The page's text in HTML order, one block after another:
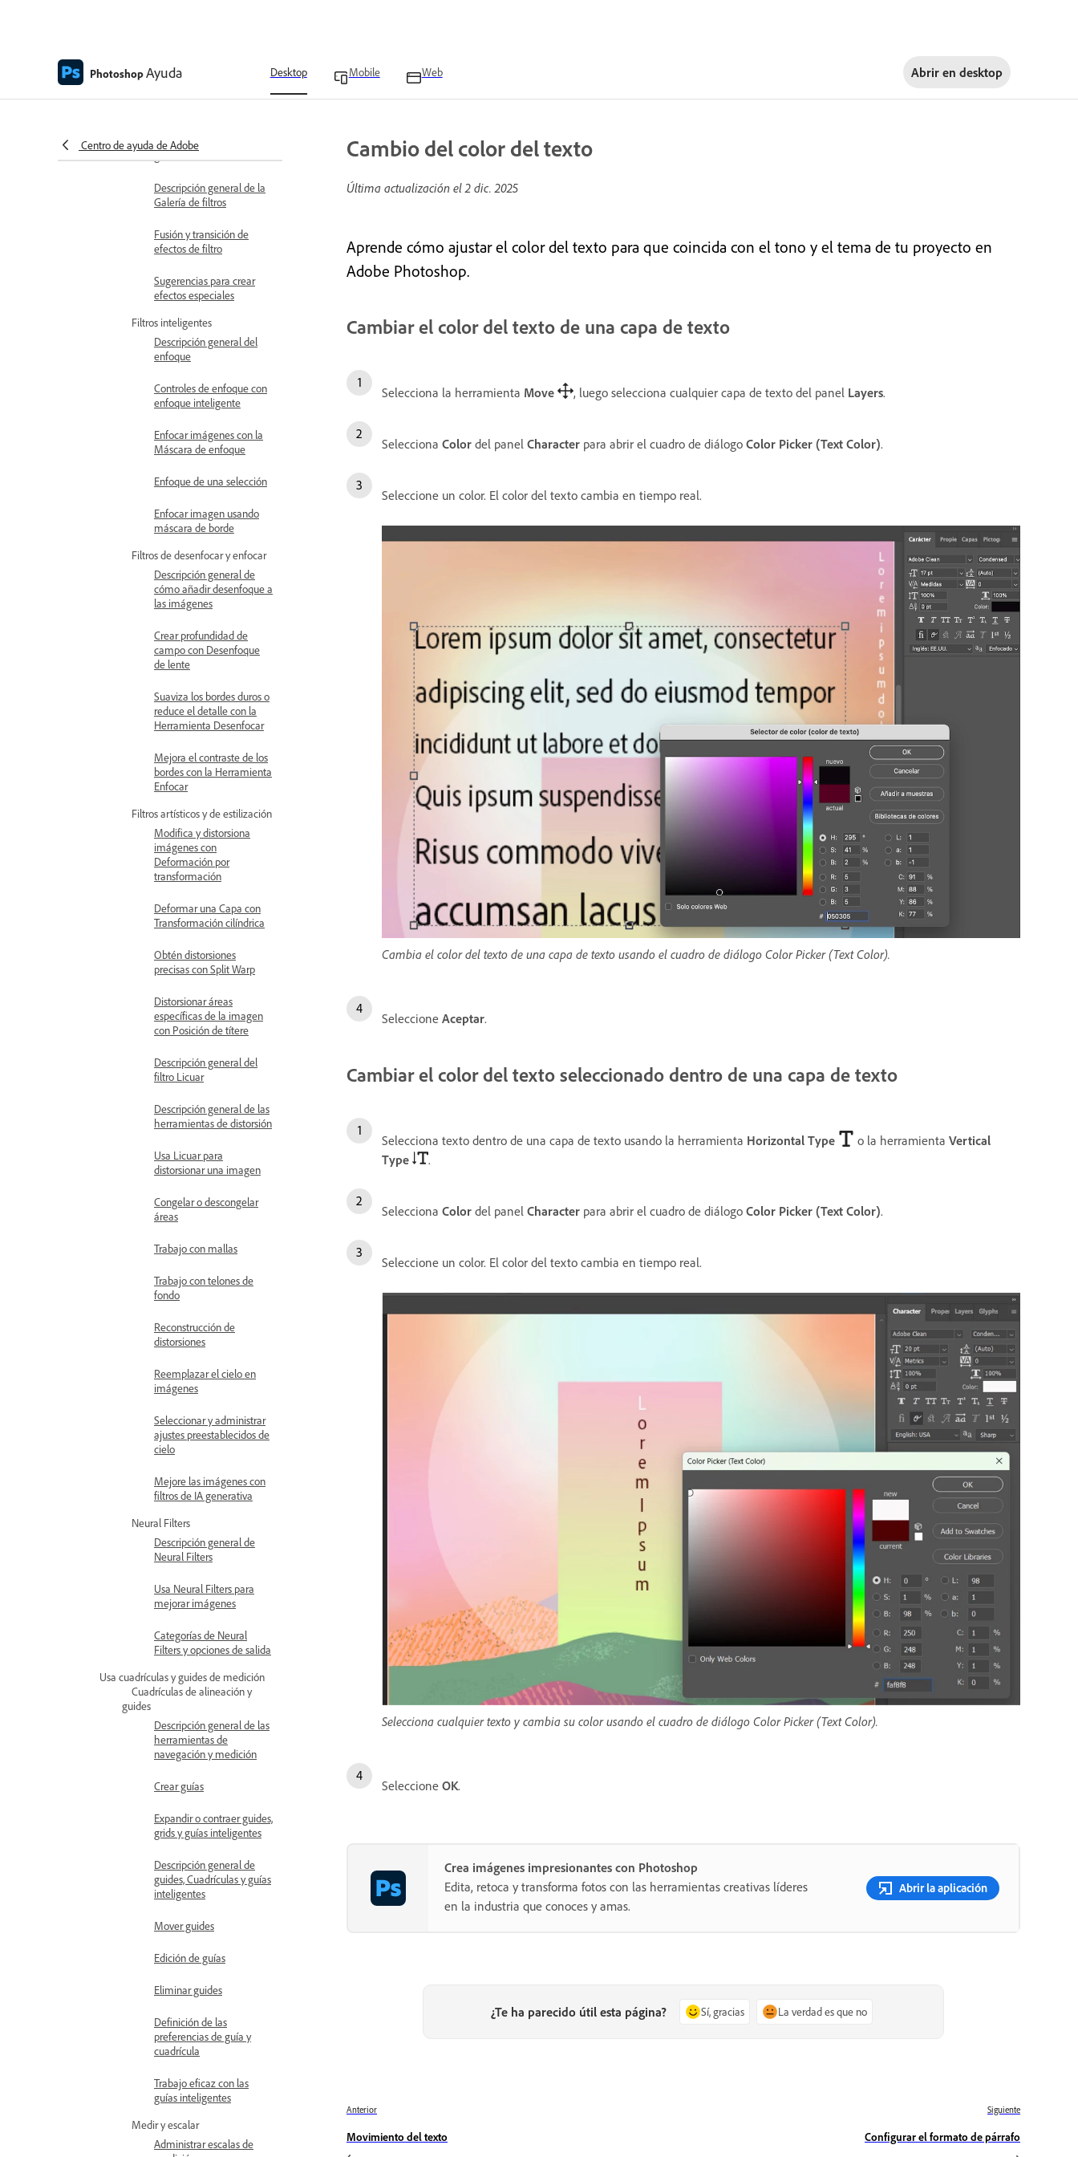
PhotoshopAyuda Desktop Mobile Web Abrir en desktop
Centro de ayuda de Adobe
Filtros
Aplicar filtros desde la
galería de filtros
Descripción general de la
Galería de filtros
Fusión y transición de
efectos de filtro
Sugerencias para crear
efectos especiales
Filtros inteligentes
Descripción general del
enfoque
Controles de enfoque con
enfoque inteligente
Enfocar imágenes con la
Máscara de enfoque
Enfoque de una selección
Enfocar imagen usando
máscara de borde
Filtros de desenfocar y enfocar
Descripción general de
cómo añadir desenfoque a
las imágenes
Crear profundidad de
campo con Desenfoque
de lente
Suaviza los bordes duros o
reduce el detalle con la
Herramienta Desenfocar
Mejora el contraste de los
bordes con la Herramienta
Enfocar
Filtros artísticos y de estilización
Modifica y distorsiona
imágenes con
Deformación por
transformación
Deformar una Capa con
Transformación cilíndrica
Obtén distorsiones
precisas con Split Warp
Distorsionar áreas
específicas de la imagen
con Posición de títere
Descripción general del
filtro Licuar
Descripción general de las
herramientas de distorsión
Usa Licuar para
distorsionar una imagen
Congelar o descongelar
áreas
Trabajo con mallas
Trabajo con telones de
fondo
Reconstrucción de
distorsiones
Reemplazar el cielo en
imágenes
Seleccionar y administrar
ajustes preestablecidos de
cielo
Mejore las imágenes con
filtros de IA generativa
Neural Filters
Descripción general de
Neural Filters
Usa Neural Filters para
mejorar imágenes
Categorías de Neural
Filters y opciones de salida
Usa cuadrículas y guides de medición
Cuadrículas de alineación y
guides
Descripción general de las
herramientas de
navegación y medición
Crear guías
Expandir o contraer guides,
grids y guías inteligentes
Descripción general de
guides, Cuadrículas y guías
inteligentes
Mover guides
Edición de guías
Eliminar guides
Definición de las
preferencias de guía y
cuadrícula
Trabajo eficaz con las
guías inteligentes
Medir y escalar
Administrar escalas de
Cambio del color del texto
Última actualización el2 dic. 2025
Aprende cómo ajustar el color del texto para que coincida con el tono y el tema de tu proyecto en
Adobe Photoshop.
Cambiar el color del texto de una capa de texto
Selecciona la herramienta Move , luego selecciona cualquier capa de texto del panel Layers.
Selecciona Color del panel Character para abrir el cuadro de diálogo Color Picker (Text Color).
Seleccione un color. El color del texto cambia en tiempo real.
Cambia el color del texto de una capa de texto usando el cuadro de diálogo Color Picker (Text Color).
Seleccione Aceptar.
Cambiar el color del texto seleccionado dentro de una capa de texto
Selecciona texto dentro de una capa de texto usando la herramienta Horizontal Type o la herramienta Vertical
Type
.
Selecciona Color del panel Character para abrir el cuadro de diálogo Color Picker (Text Color).
Seleccione un color. El color del texto cambia en tiempo real.
Selecciona cualquier texto y cambia su color usando el cuadro de diálogo Color Picker (Text Color).
Seleccione OK.
Crea imágenes impresionantes con Photoshop
Edita, retoca y transforma fotos con las herramientas creativas líderes
en la industria que conoces y amas.
Abrir la aplicación
¿Te ha parecido útil esta página? Sí, gracias La verdad es que no
Anterior
Movimiento del texto
Siguiente
Configurar el formato de párrafo